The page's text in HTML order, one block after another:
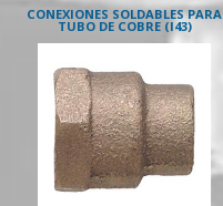
CONEXIONES SOLDABLES PARA
TUBO DE COBRE (I43)